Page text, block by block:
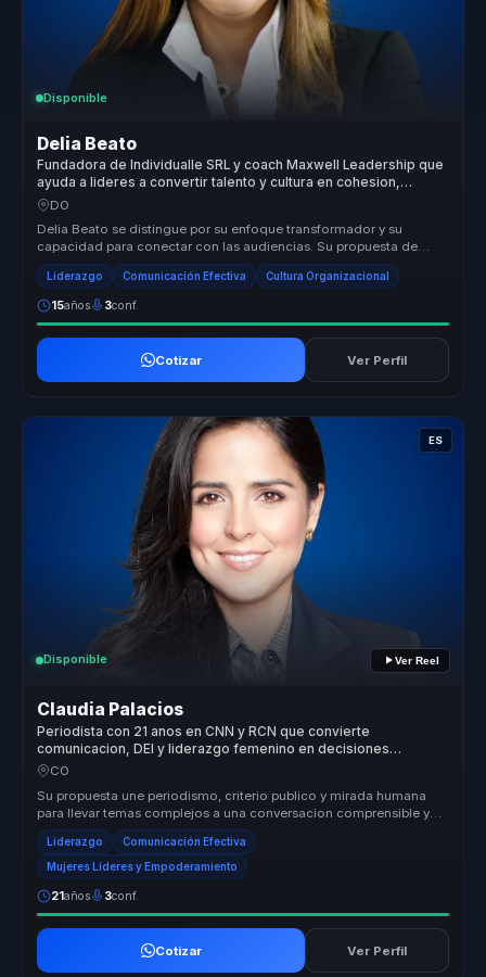
Disponible
Delia Beato
Fundadora de Individualle SRL y coach Maxwell Leadership que
ayuda a lideres a convertir talento y cultura en cohesion,
liderazgo y pertenencia.
DO
Delia Beato se distingue por su enfoque transformador y su
capacidad para conectar con las audiencias. Su propuesta de
valor radica en su...
Liderazgo Comunicación Efectiva Cultura Organizacional
15años 3conf.
Cotizar Ver Perfil
ES
Disponible Ver Reel
Claudia Palacios
Periodista con 21 anos en CNN y RCN que convierte
comunicacion, DEI y liderazgo femenino en decisiones
ejecutivas para lideres.
CO
Su propuesta une periodismo, criterio publico y mirada humana
para llevar temas complejos a una conversacion comprensible y
movilizadora....
Liderazgo Comunicación Efectiva
Mujeres Líderes y Empoderamiento
21años 3conf.
Cotizar Ver Perfil